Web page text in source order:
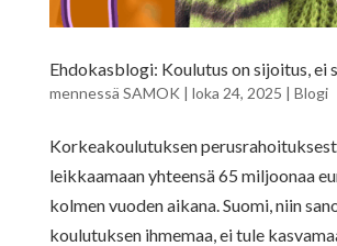
Ehdokasblogi: Koulutus on sijoitus, ei
mennessä SAMOK | loka 24, 2025 | Blogi
Korkeakoulutuksen
leikkaamaan yhteensä 65 miljoonaa
kolmen vuoden aikana. Suomi, niin
koulutuksen ihmemaa, ei tule